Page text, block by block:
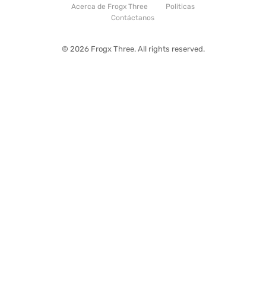
Acerca de Frogx Three
Politicas
Contáctanos
© 2026 Frogx Three. All rights reserved.